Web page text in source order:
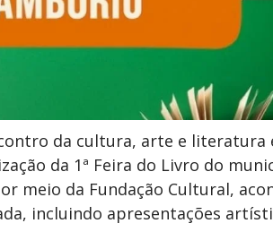
da cultura, arte e literatura
da 1ª Feira do Livro do
meio da Fundação Cultural,
incluindo apresentações